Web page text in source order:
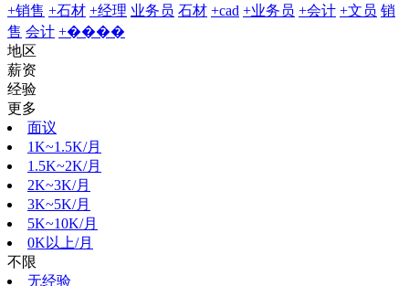
+销售 +石材 +经理 业务员 石材 +cad +业务员 +会计 +文员 销
售 会计 +����
地区
薪资
经验
更多
面议
1K~1.5K/月
1.5K~2K/月
2K~3K/月
3K~5K/月
5K~10K/月
0K以上/月
不限
无经验